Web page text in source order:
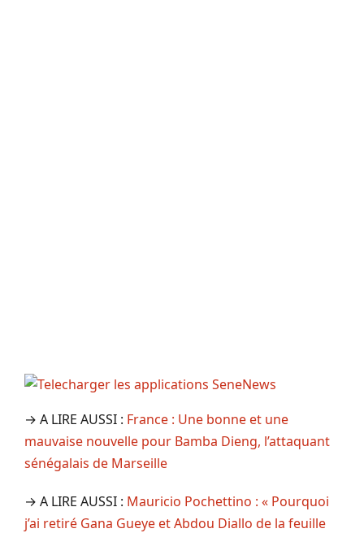
→ A LIRE AUSSI : France : Une bonne et une
mauvaise nouvelle pour Bamba Dieng, l’attaquant
sénégalais de Marseille
→ A LIRE AUSSI : Mauricio Pochettino : « Pourquoi
j’ai retiré Gana Gueye et Abdou Diallo de la feuille